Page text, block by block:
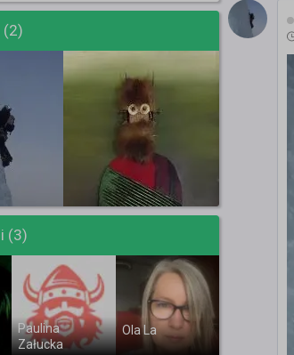
(2)
(3)
Paulina
Załucka
Ola La